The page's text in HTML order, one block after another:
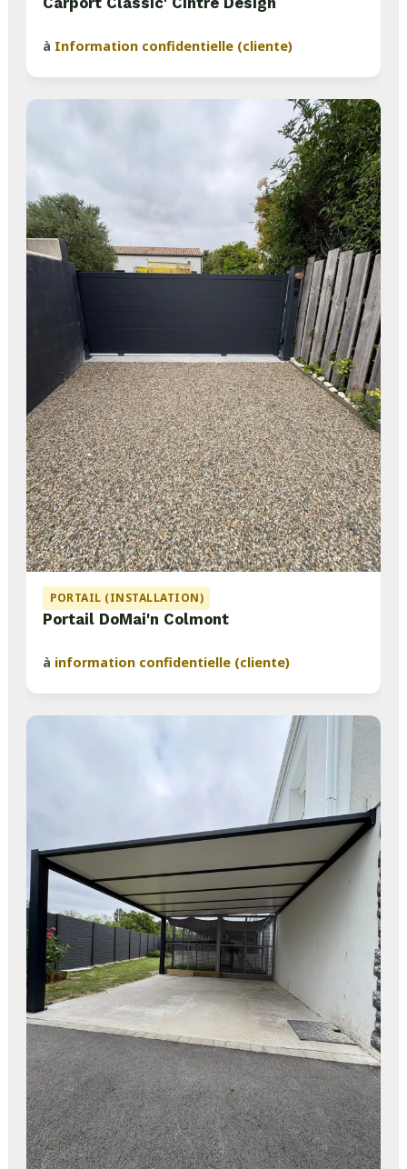
à Information confidentielle (cliente)
PORTAIL (INSTALLATION)
Portail DoMai'n Colmont
à information confidentielle (cliente)